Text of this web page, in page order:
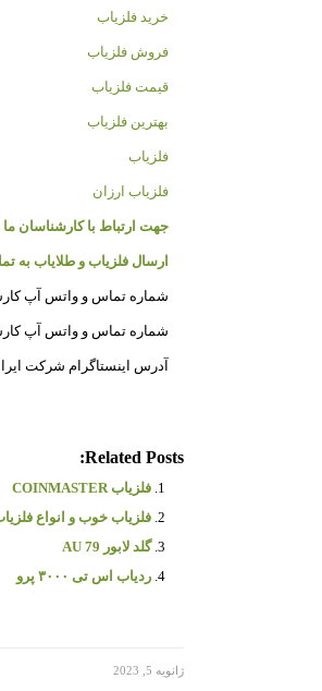
خرید فلزیاب
فروش فلزیاب
قیمت فلزیاب
بهترین فلزیاب
فلزیاب
فلزیاب ارزان
جهت ارتباط با کارشناسان ما
ارسال فلزیاب و طلایاب به
شماره تماس و واتس آپ
شماره تماس و واتس آپ
آدرس اینستاگرام شرکت
Related Posts:
فلزیاب COINMASTER
فلزیاب خوب و انواع
گلد لابور AU 79
ردیاب اس تی ۳۰۰۰ پرو
ژانویه 5, 2023